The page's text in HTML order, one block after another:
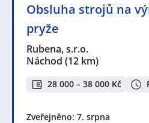
Obsluha strojů na
pryže
Rubena, s.r.o.
Náchod (12 km)
28 000 – 38 000 Kč
Zveřejněno: 7. srpna